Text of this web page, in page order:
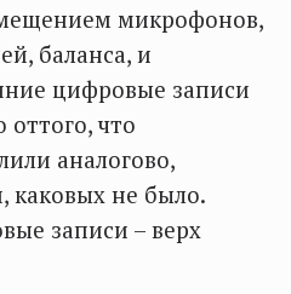
микрофонов,
баланса, и
цифровые записи
оттого, что
аналогово,
каковых не было.
записи – верх